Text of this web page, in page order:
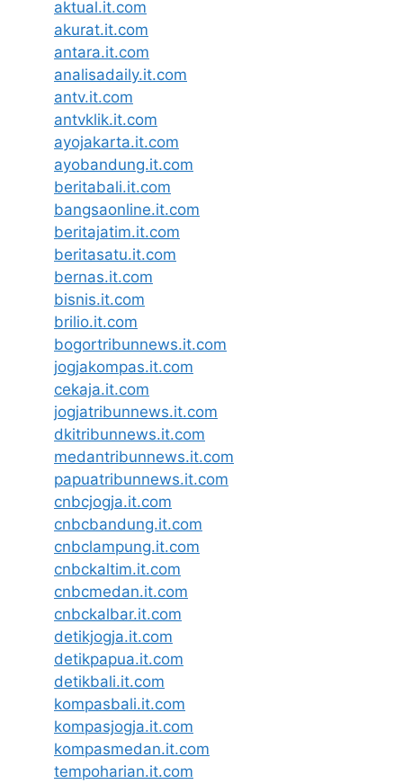
aktual.it.com
akurat.it.com
antara.it.com
analisadaily.it.com
antv.it.com
antvklik.it.com
ayojakarta.it.com
ayobandung.it.com
beritabali.it.com
bangsaonline.it.com
beritajatim.it.com
beritasatu.it.com
bernas.it.com
bisnis.it.com
brilio.it.com
bogortribunnews.it.com
jogjakompas.it.com
cekaja.it.com
jogjatribunnews.it.com
dkitribunnews.it.com
medantribunnews.it.com
papuatribunnews.it.com
cnbcjogja.it.com
cnbcbandung.it.com
cnbclampung.it.com
cnbckaltim.it.com
cnbcmedan.it.com
cnbckalbar.it.com
detikjogja.it.com
detikpapua.it.com
detikbali.it.com
kompasbali.it.com
kompasjogja.it.com
kompasmedan.it.com
tempoharian.it.com